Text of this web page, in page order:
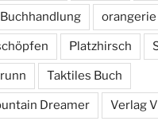
orangerie
Platzhirsch
Taktiles Buch
Dreamer Verlag